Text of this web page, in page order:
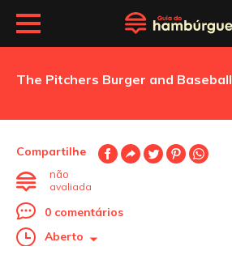
The Pitchers Burger and Baseball
Compartilhe
não
avaliada
0 comentários
Aberto